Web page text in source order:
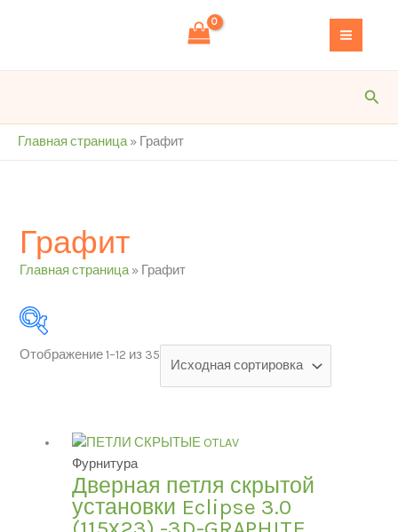
Главная страница» Графит
h
Графит
Главная страница» Графит
БРЕНД
Отображение 1–12 из 35
Фурнитура
Дверная петля скрытой
установки Eclipse 3.0